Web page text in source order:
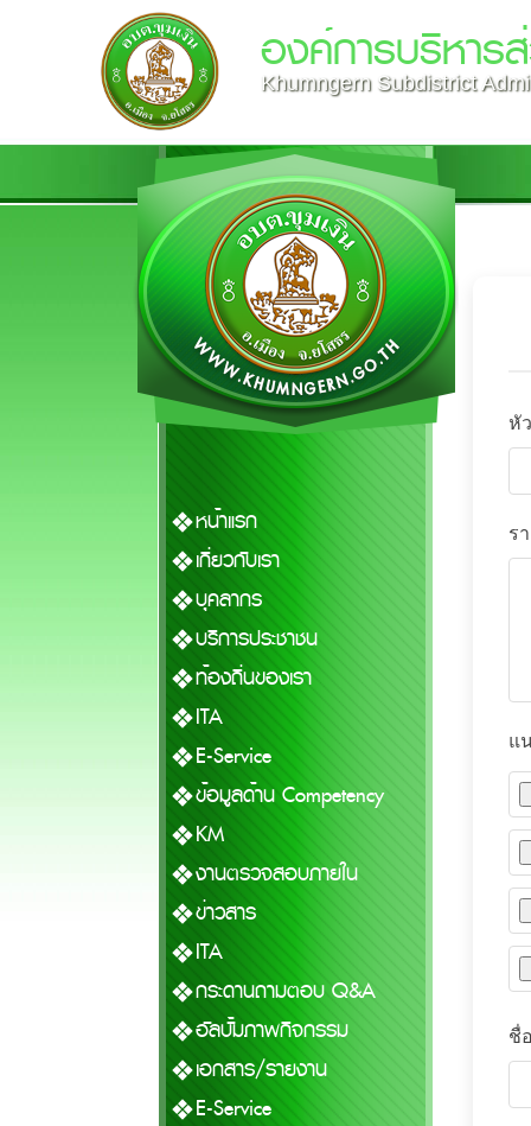
องค์การบริหาร
Khumngern Subdistrict
หน้าแรก
เกี่ยวกับเรา
บุคลากร
บริการประชาชน
ท้องถิ่นของเรา
ITA
E-Service
ข้อมูลด้าน Competency
KM
งานตรวจสอบภายใน
ข่าวสาร
ITA
กระดานถามตอบ Q&A
อัลบั้มภาพกิจกรรม
เอกสาร/รายงาน
E-Service
หั
ร
แ
ชื่